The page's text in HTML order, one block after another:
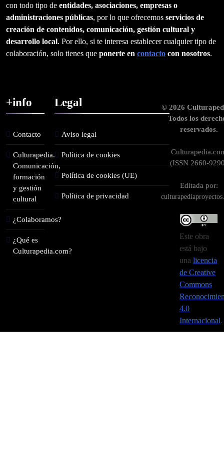
con todo tipo de entidades, asociaciones, empresas o
administraciones públicas, por lo que ofrecemos servicios de
creación de contenidos, comunicación, gestión cultural y
desarrollo local. Por ello, si te interesa establecer cualquier tipo de
colaboración, solo tienes que ponerte en contacto con nosotros.
+info
Contacto
Culturapedia.
Comunicación,
formación
y gestión
cultural
¿Colaboramos?
¿Qué es
Culturapedia.com?
Legal
Aviso legal
Política de cookies
Política de cookies (UE)
Política de privacidad
© 2026
Todos los
reservados.
(ISSN 2660-
Editada por:
Este obra
está bajo
unalicencia
de Creative
Commons
4.0
Internacional.